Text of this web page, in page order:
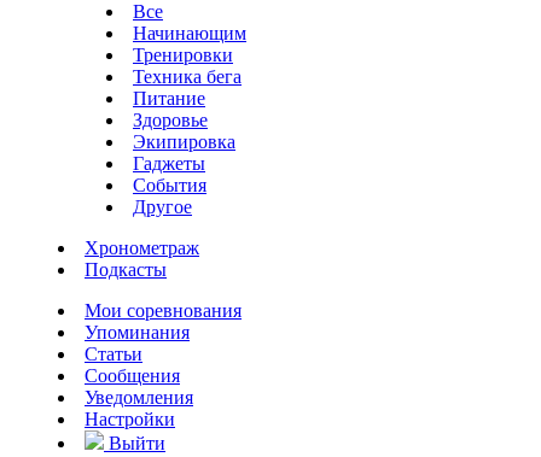
Все
Начинающим
Тренировки
Техника бега
Питание
Здоровье
Экипировка
Гаджеты
События
Другое
Хронометраж
Подкасты
Мои соревнования
Упоминания
Статьи
Сообщения
Уведомления
Настройки
Выйти